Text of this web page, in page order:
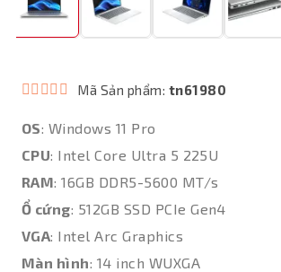
Mã Sản phẩm: tn61980
OS: Windows 11 Pro
CPU: Intel Core Ultra 5 225U
RAM: 16GB DDR5-5600 MT/s
Ổ cứng: 512GB SSD PCIe Gen4
VGA: Intel Arc Graphics
Màn hình: 14 inch WUXGA